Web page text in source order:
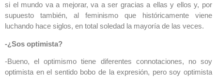
si el mundo va a mejorar, va a ser gracias a ellas y ellos y, por
supuesto también, al feminismo que históricamente viene
luchando hace siglos, en total soledad la mayoría de las veces.
-¿Sos optimista?
-Bueno, el optimismo tiene diferentes connotaciones, no soy
optimista en el sentido bobo de la expresión, pero soy optimista